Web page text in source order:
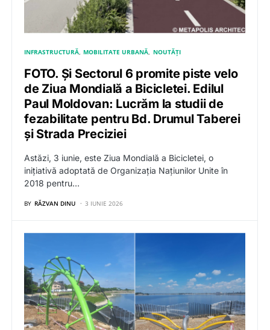
INFRASTRUCTURĂ MOBILITATE URBANĂ NOUTĂȚI
FOTO. Și Sectorul 6 promite piste velo
de Ziua Mondială a Bicicletei. Edilul
Paul Moldovan: Lucrăm la studii de
fezabilitate pentru Bd. Drumul Taberei
și Strada Preciziei
Astăzi, 3 iunie, este Ziua Mondială a Bicicletei, o
inițiativă adoptată de Organizația Națiunilor Unite în
2018 pentru…
BY RĂZVAN DINU 3 IUNIE 2026